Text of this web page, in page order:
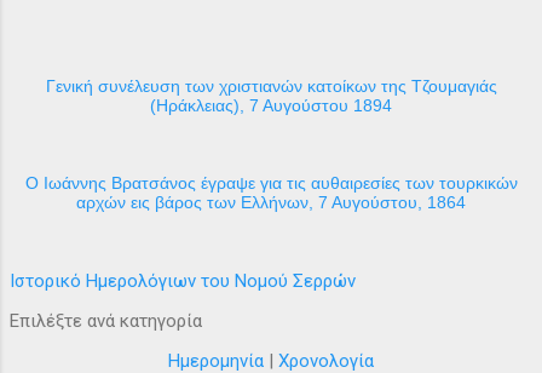
Γενική συνέλευση των χριστιανών κατοίκων της Τζουμαγιάς
(Ηράκλειας), 7 Αυγούστου 1894
Ο Ιωάννης Βρατσάνος έγραψε για τις αυθαιρεσίες των τουρκικών
αρχών εις βάρος των Ελλήνων, 7 Αυγούστου, 1864
Ιστορικό Ημερολόγιων του Νομού Σερρών
Επιλέξτε ανά κατηγορία
Ημερομηνία | Χρονολογία